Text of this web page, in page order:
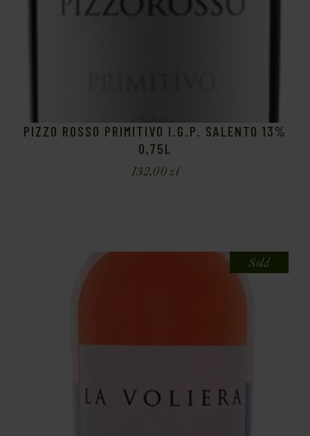
PIZZO ROSSO PRIMITIVO I.G.P. SALENTO 13%
0,75L
132,00zł
Sold